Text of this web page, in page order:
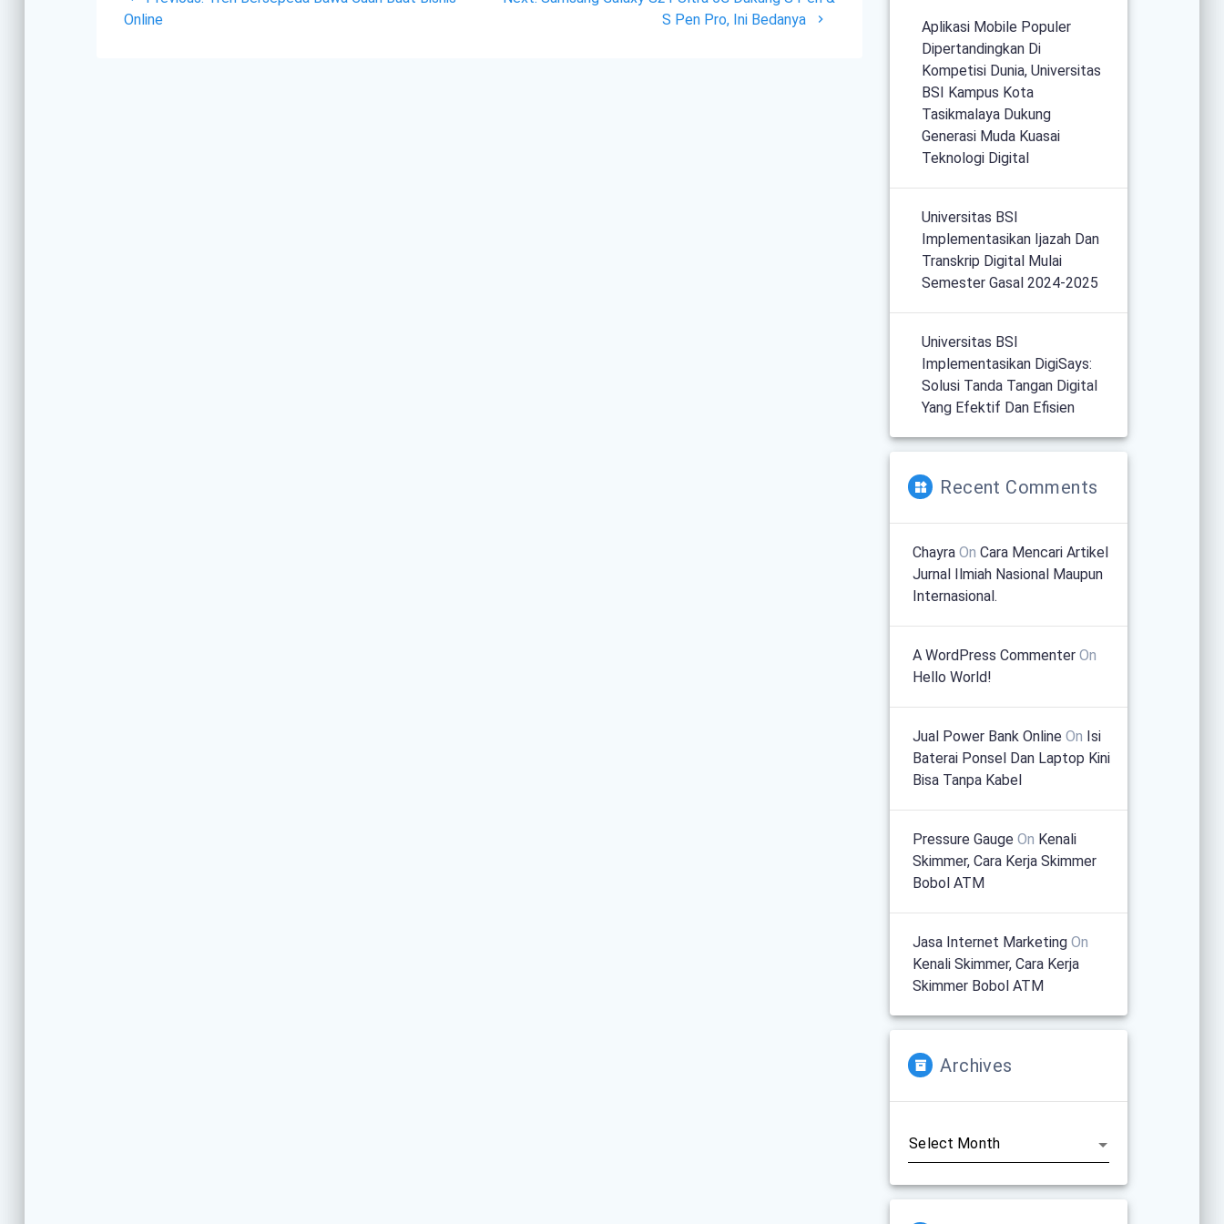
navigation
Online
S Pen Pro, Ini Bedanya
Aplikasi Mobile Populer
Dipertandingkan Di
Kompetisi Dunia, Universitas
BSI Kampus Kota
Tasikmalaya Dukung
Generasi Muda Kuasai
Teknologi Digital
Universitas BSI
Implementasikan Ijazah Dan
Transkrip Digital Mulai
Semester Gasal 2024-2025
Universitas BSI
Implementasikan DigiSays:
Solusi Tanda Tangan Digital
Yang Efektif Dan Efisien
Recent Comments
Chayra OnCara Mencari Artikel
Jurnal Ilmiah Nasional Maupun
Internasional.
A WordPress Commenter On
Hello World!
Jual Power Bank Online On Isi
Baterai Ponsel Dan Laptop Kini
Bisa Tanpa Kabel
Pressure Gauge On Kenali
Skimmer, Cara Kerja Skimmer
Bobol ATM
Jasa Internet Marketing On
Kenali Skimmer, Cara Kerja
Skimmer Bobol ATM
Archives